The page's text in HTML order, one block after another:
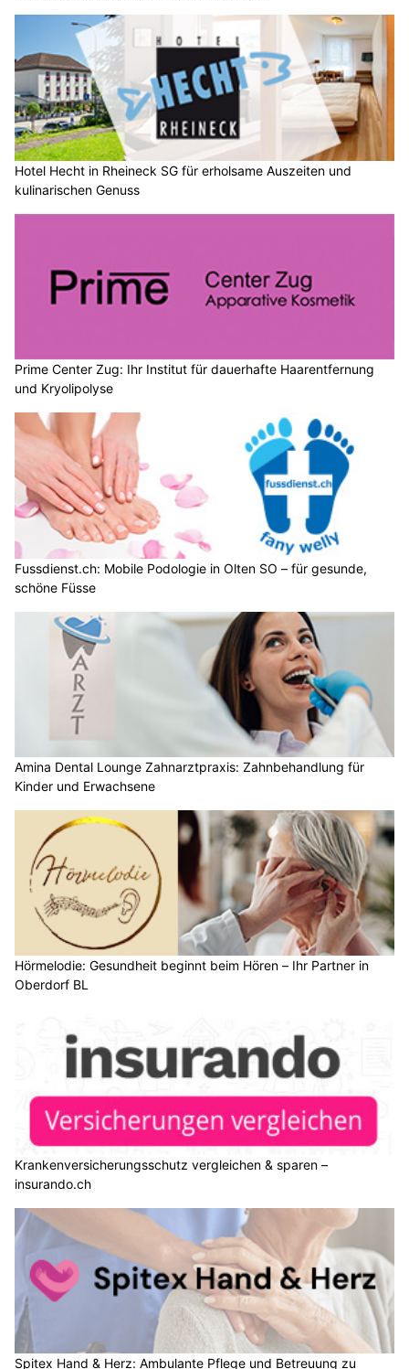
Hotel Hecht in Rheineck SG für erholsame Auszeiten und
kulinarischen Genuss
Prime Center Zug: Ihr Institut für dauerhafte Haarentfernung
und Kryolipolyse
Fussdienst.ch: Mobile Podologie in Olten SO – für gesunde,
schöne Füsse
Amina Dental Lounge Zahnarztpraxis: Zahnbehandlung für
Kinder und Erwachsene
Hörmelodie: Gesundheit beginnt beim Hören – Ihr Partner in
Oberdorf BL
Krankenversicherungsschutz vergleichen & sparen –
insurando.ch
Spitex Hand & Herz: Ambulante Pflege und Betreuung zu